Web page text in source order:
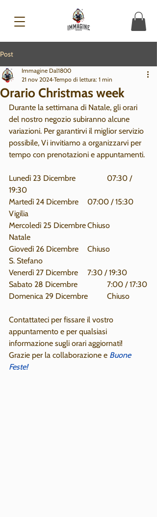
Post
Orario Christmas week
Immagine Dal1800
21 nov 2024 Tempo di lettura: 1 min
Durante la settimana di Natale, gli orari
del nostro negozio subiranno alcune
variazioni. Per garantirvi il miglior servizio
possibile, Vi invitiamo a organizzarvi per
tempo con prenotazioni e appuntamenti.
Lunedì 23 Dicembre		07:30 /
19:30
Martedì 24 Dicembre	07:00 / 15:30
Vigilia
Mercoledì 25 Dicembre	Chiuso
Natale
Giovedì 26 Dicembre	Chiuso
S. Stefano
Venerdì 27 Dicembre	7:30 / 19:30
Sabato 28 Dicembre		7:00 / 17:30
Domenica 29 Dicembre	Chiuso
Contattateci per fissare il vostro
appuntamento e per qualsiasi
informazione sugli orari aggiornati!
Grazie per la collaborazione e Buone
Feste!